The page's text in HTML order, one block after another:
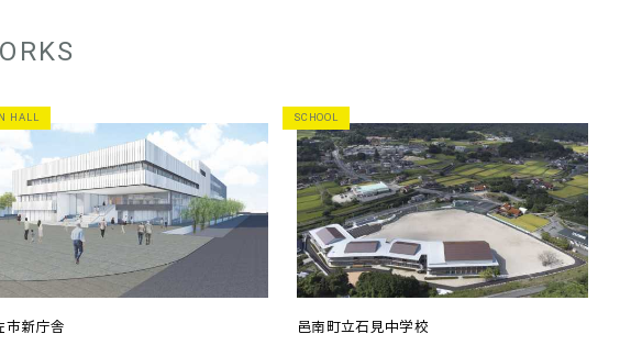
HALL
市新庁舎
SCHOOL
邑南町立石見中学校